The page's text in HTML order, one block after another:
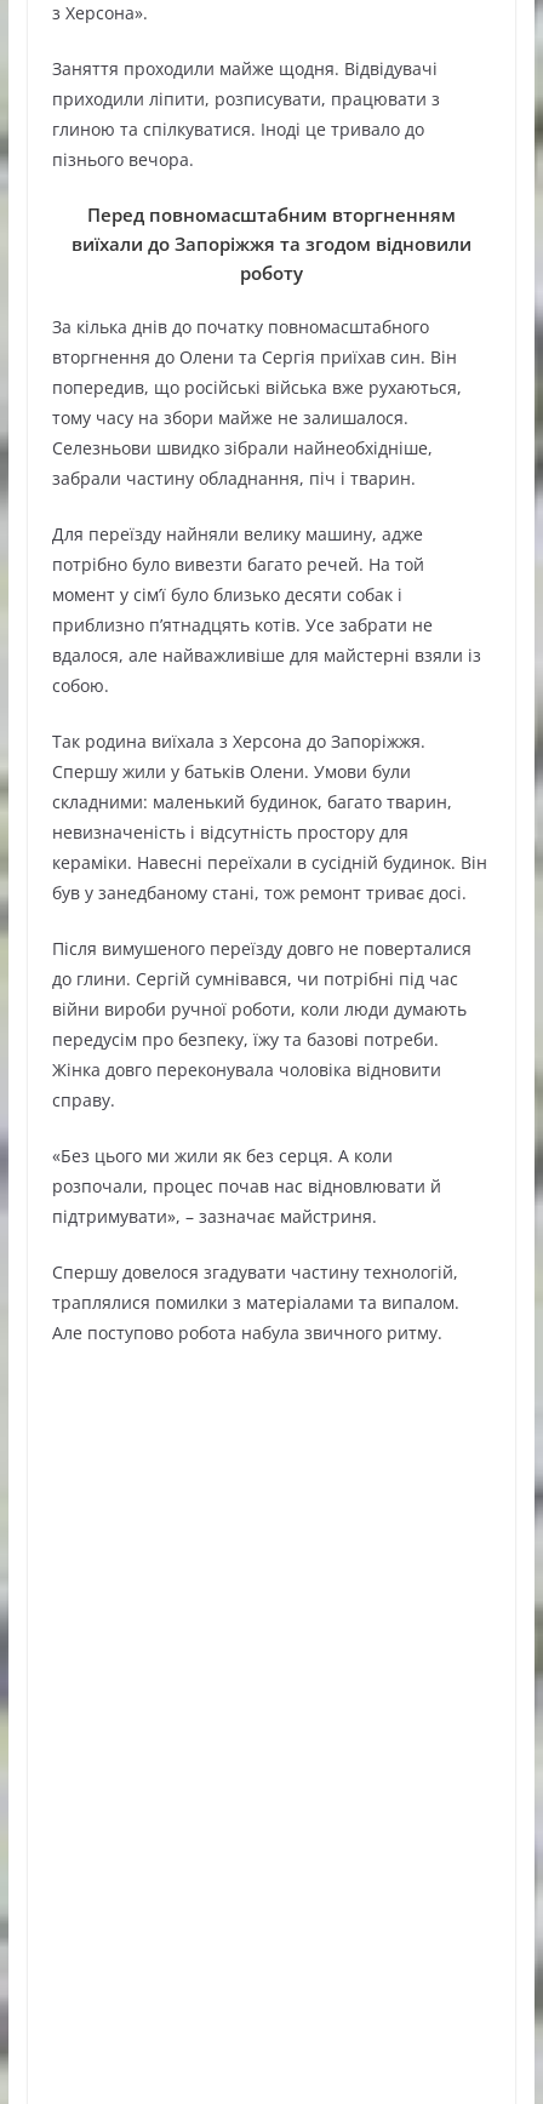
з Херсона».
Заняття проходили майже щодня. Відвідувачі
приходили ліпити, розписувати, працювати з
глиною та спілкуватися. Іноді це тривало до
пізнього вечора.
Перед повномасштабним вторгненням
виїхали до Запоріжжя та згодом відновили
роботу
За кілька днів до початку повномасштабного
вторгнення до Олени та Сергія приїхав син. Він
попередив, що російські війська вже рухаються,
тому часу на збори майже не залишалося.
Селезньови швидко зібрали найнеобхідніше,
забрали частину обладнання, піч і тварин.
Для переїзду найняли велику машину, адже
потрібно було вивезти багато речей. На той
момент у сім’ї було близько десяти собак і
приблизно п’ятнадцять котів. Усе забрати не
вдалося, але найважливіше для майстерні взяли із
собою.
Так родина виїхала з Херсона до Запоріжжя.
Спершу жили у батьків Олени. Умови були
складними: маленький будинок, багато тварин,
невизначеність і відсутність простору для
кераміки. Навесні переїхали в сусідній будинок. Він
був у занедбаному стані, тож ремонт триває досі.
Після вимушеного переїзду довго не поверталися
до глини. Сергій сумнівався, чи потрібні під час
війни вироби ручної роботи, коли люди думають
передусім про безпеку, їжу та базові потреби.
Жінка довго переконувала чоловіка відновити
справу.
«Без цього ми жили як без серця. А коли
розпочали, процес почав нас відновлювати й
підтримувати», – зазначає майстриня.
Спершу довелося згадувати частину технологій,
траплялися помилки з матеріалами та випалом.
Але поступово робота набула звичного ритму.